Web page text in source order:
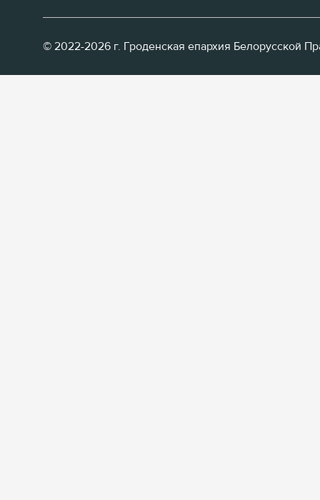
© 2022-2026 г. Гроденская епархия Белорусской